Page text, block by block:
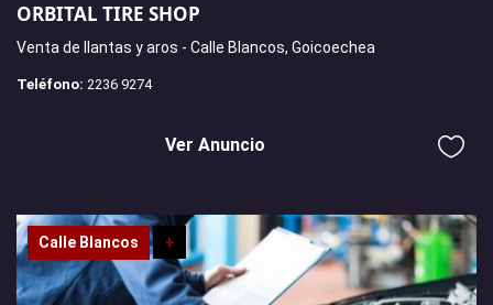
ORBITAL TIRE SHOP
Venta de llantas y aros - Calle Blancos, Goicoechea
Teléfono: 2236 9274
Ver Anuncio
Calle Blancos +